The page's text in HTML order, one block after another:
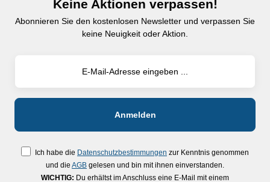
Keine Aktionen verpassen!
Abonnieren Sie den kostenlosen Newsletter und verpassen Sie
keine Neuigkeit oder Aktion.
Ich habe die Datenschutzbestimmungen zur Kenntnis genommen
und die AGB gelesen und bin mit ihnen einverstanden.
WICHTIG: Du erhältst im Anschluss eine E-Mail mit einem